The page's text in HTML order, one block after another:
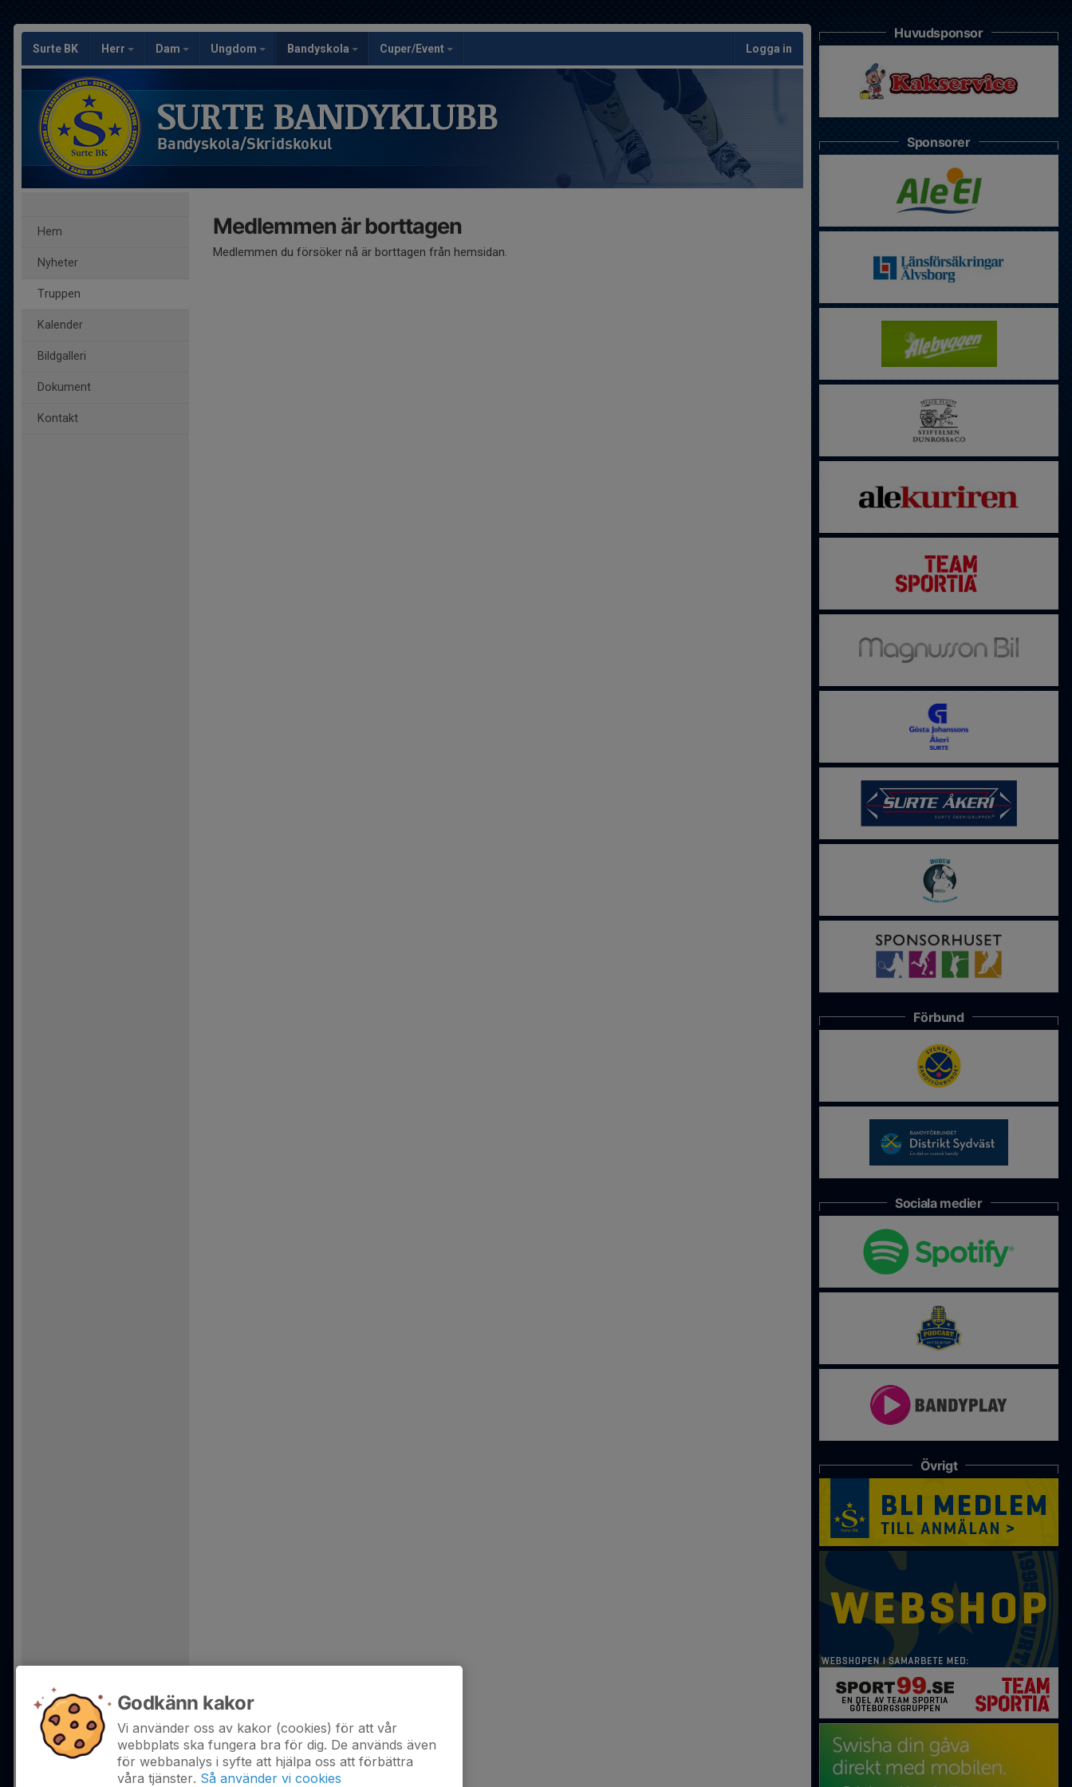
Surte BK Herr Dam Ungdom Bandyskola Cuper/Event Logga in
SURTE BANDYKLUBB
Bandyskola/Skridskokul
Hem
Nyheter
Truppen
Kalender
Bildgalleri
Dokument
Kontakt
Medlemmen är borttagen
Medlemmen du försöker nå är borttagen från hemsidan.
Huvudsponsor
Sponsorer
Förbund
Sociala medier
Övrigt
Godkänn kakor
Vi använder oss av kakor (cookies) för att vår
webbplats ska fungera bra för dig. De används även
för webbanalys i syfte att hjälpa oss att förbättra
våra tjänster. Så använder vi cookies